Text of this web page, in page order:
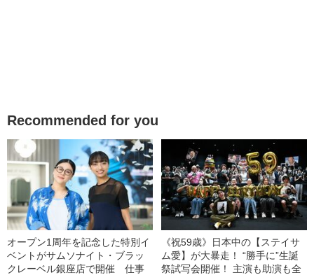
Recommended for you
オープン1周年を記念した特別イ
ベントがサムソナイト・ブラッ
クレーベル銀座店で開催 仕事
《祝59歳》日本中の【ステイサ
ム愛】が大暴走！ “勝手に”生誕
祭試写会開催！ 主演も助演も全